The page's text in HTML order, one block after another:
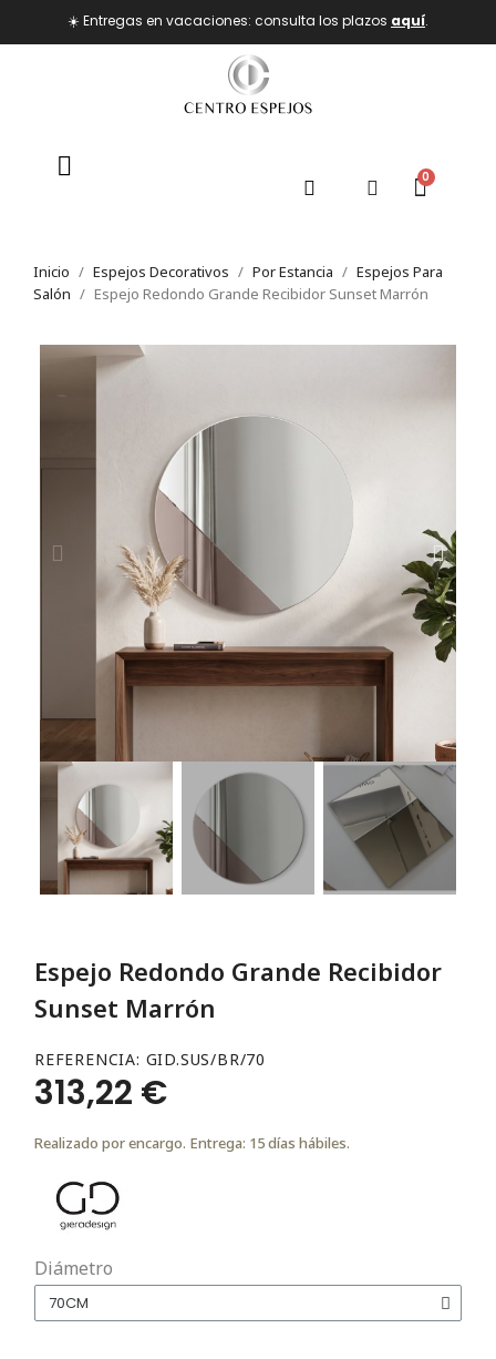
☀️ Entregas en vacaciones: consulta los plazos aquí.
Inicio Espejos Decorativos Por Estancia
Espejos Para
Salón
Espejo Redondo Grande Recibidor Sunset Marrón
Espejo Redondo Grande Recibidor
Sunset Marrón
REFERENCIA GID.SUS/BR/70
313,22 €
Realizado por encargo. Entrega: 15 días hábiles.
Diámetro